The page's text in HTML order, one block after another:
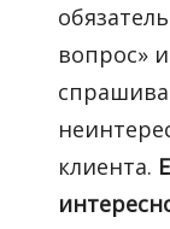
вопрос»
клиента.